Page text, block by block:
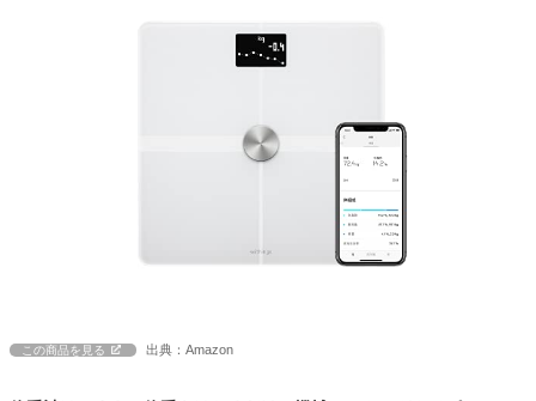
この商品を見る 出典：Amazon